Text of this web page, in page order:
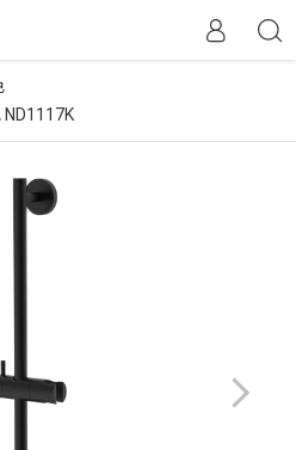
ND1117K